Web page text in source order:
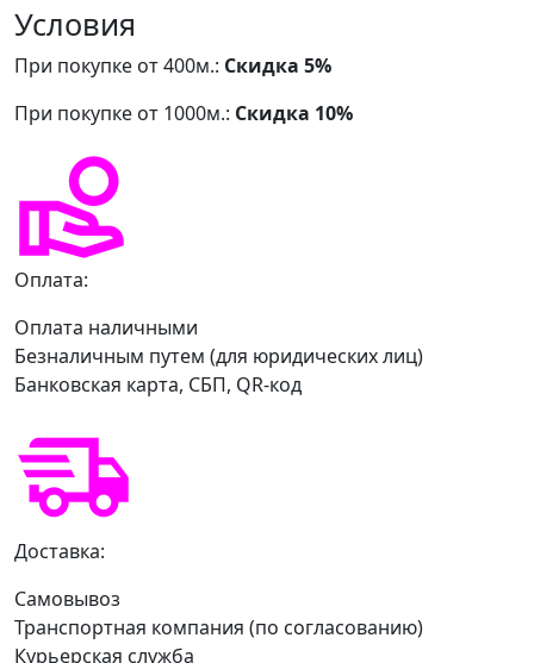
Условия
При покупке от 400м.: Скидка 5%
При покупке от 1000м.: Скидка 10%
Оплата:
Оплата наличными
Безналичным путем (для юридических лиц)
Банковская карта, СБП, QR-код
Доставка:
Самовывоз
Транспортная компания (по согласованию)
Курьерская служба